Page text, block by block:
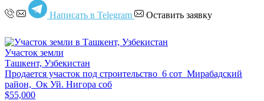
Написать в Telegram Оставить заявку
Участок земли
Ташкент, Узбекистан
Продается участок под строительство 6 сот Мирабадский
район, Ок Уй. Нигора соб
$55,000